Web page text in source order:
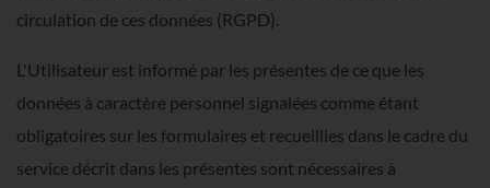
circulation de ces données (RGPD).
L'Utilisateur est informé par les présentes de ce que les
données à caractère personnel signalées comme étant
obligatoires sur les formulaires et recueillies dans le cadre du
service décrit dans les présentes sont nécessaires à